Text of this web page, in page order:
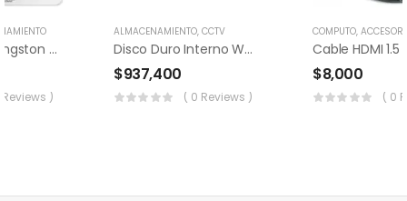
Disco Solido Kingston M.2 Pcie 500gb
)
ALMACENAMIENTO, CCTV
Disco Duro Interno Wd 6tb Purple
$937,400
( 0 Reviews )
COMPUTO,
Cable HDMI 1.5
$8,000
( 0